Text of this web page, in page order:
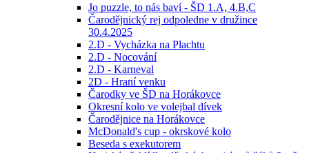
Jo puzzle, to nás baví - ŠD 1.A, 4.B,C
Čarodějnický rej odpoledne v družince
30.4.2025
2.D - Vycházka na Plachtu
2.D - Nocování
2.D - Karneval
2D - Hraní venku
Čarodky ve ŠD na Horákovce
Okresní kolo ve volejbal dívek
Čarodějnice na Horákovce
McDonald's cup - okrskové kolo
Beseda s exekutorem